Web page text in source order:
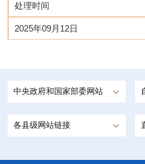
处理时间
2025年09月12日
中央政府和国家部委网站
各县级网站链接